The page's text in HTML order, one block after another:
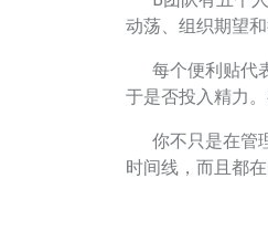
动荡、组织期望和
每个便利贴代
于是否投入精力
你不只是在管
时间线，而且都